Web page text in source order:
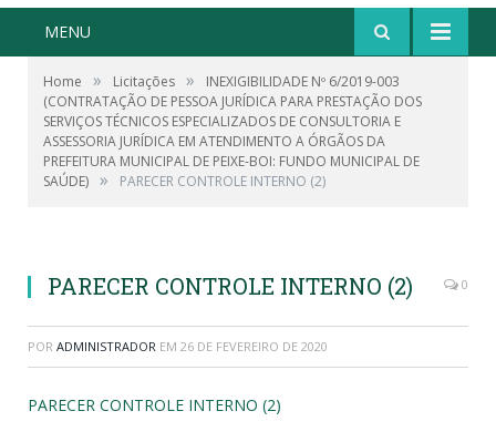
MENU
Home » Licitações »
INEXIGIBILIDADE Nº 6/2019-003
(CONTRATAÇÃO DE PESSOA JURÍDICA PARA PRESTAÇÃO DOS
SERVIÇOS TÉCNICOS ESPECIALIZADOS DE CONSULTORIA E
ASSESSORIA JURÍDICA EM ATENDIMENTO A ÓRGÃOS DA
PREFEITURA MUNICIPAL DE PEIXE-BOI: FUNDO MUNICIPAL DE
SAÚDE) » PARECER CONTROLE INTERNO (2)
PARECER CONTROLE INTERNO (2) 0
POR ADMINISTRADOR EM 26 DE FEVEREIRO DE 2020
PARECER CONTROLE INTERNO (2)